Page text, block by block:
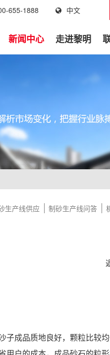
655-1888 中文
新闻中心 走进黎明
生产线供应 制砂生产线问答
成品质地良好，颗粒比较